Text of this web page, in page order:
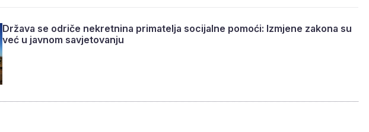
Država se odriče nekretnina primatelja socijalne pomoći: Izmjene zakona su
već u javnom savjetovanju